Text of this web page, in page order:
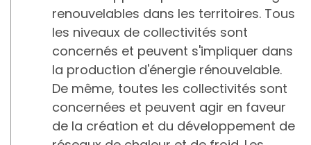
renouvelables dans les territoires. Tous
les niveaux de collectivités sont
concernés et peuvent s'impliquer dans
la production d'énergie rénouvelable.
De même, toutes les collectivités sont
concernées et peuvent agir en faveur
de la création et du développement de